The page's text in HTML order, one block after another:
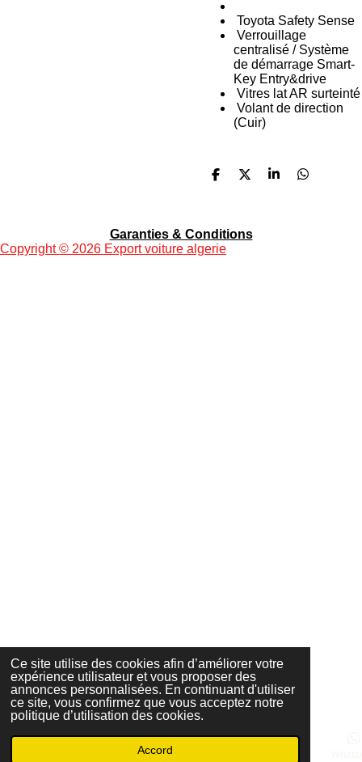
Ce site utilise des cookies afin d’améliorer votre
expérience utilisateur et vous proposer des
annonces personnalisées. En continuant d'utiliser
ce site, vous confirmez que vous acceptez notre
politique d’utilisation des cookies.
Accord
Toyota Safety Sense
Verrouillage
centralisé / Système
de démarrage Smart-
Key Entry&drive
Vitres lat AR surteinté
Volant de direction
(Cuir)
P
a
g
e
P
a
g
P
P
Garanties & Conditions
Copyright© 2026 Export voiture algerie
Téléphone